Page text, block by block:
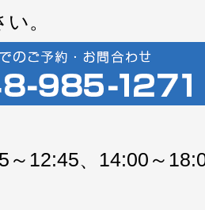
。
～12:45、14:00～